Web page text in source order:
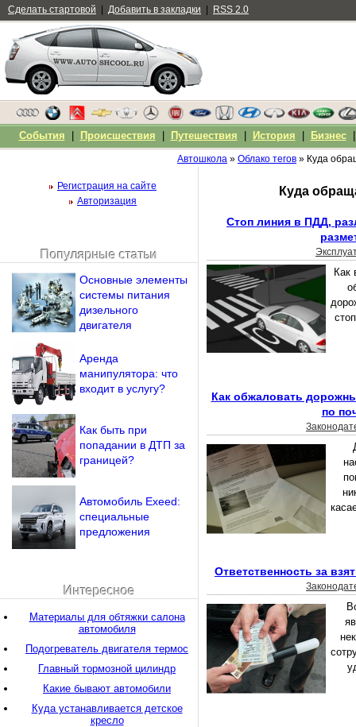
Автошкола » Облако тегов » Куда
Куда
Стоп линия в ПДД,
Как
Как обжаловать
по
Ответственность за
Регистрация на сайте
Авторизация
Напомнить пароль?
Популярные статьи
Основные элементы
системы питания
дизельного
двигателя
Аренда
манипулятора: что
входит в услугу?
Как быть при
попадании в ДТП за
границей?
Автомобиль Exeed:
специальные
предложения
Интересное
Материалы для обтяжки салона
автомобиля
Подогреватель двигателя термос
Главный тормозной цилиндр
Какие бывают автомобили
Куда устанавливается детское
кресло
Сделать стартовой Добавить в закладки RSS 2.0
События Происшествия Путешествия История Бизнес